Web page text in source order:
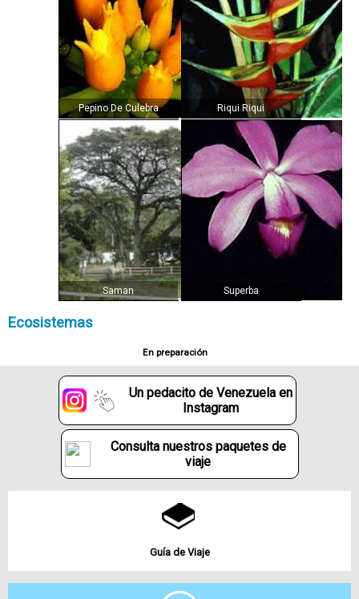
Pepino De Culebra Riqui Riqui
Saman Superba
Ecosistemas
En preparación
Un pedacito de Venezuela en
Instagram
Consulta nuestros paquetes de
viaje
Guía de Viaje